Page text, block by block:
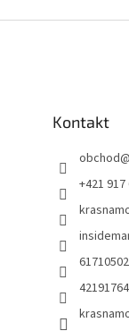
Kontakt
obchod@
+421